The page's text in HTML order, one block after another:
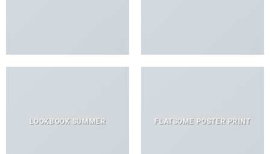
LOOKBOOK SUMMER FLATSOME POSTER PRINT